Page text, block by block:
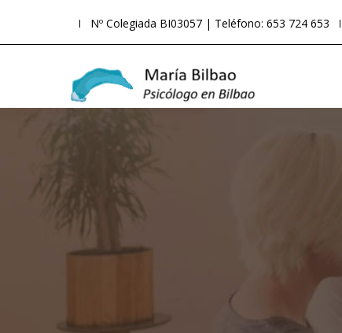
Nº Colegiada BI03057 | Teléfono: 653 724 653